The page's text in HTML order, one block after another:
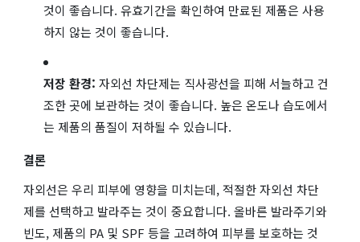
것이 좋습니다. 유효기간을 확인하여 만료된 제품은 사용
하지 않는 것이 좋습니다.
저장 환경: 자외선 차단제는 직사광선을 피해 서늘하고 건
조한 곳에 보관하는 것이 좋습니다. 높은 온도나 습도에서
는 제품의 품질이 저하될 수 있습니다.
결론
자외선은 우리 피부에 영향을 미치는데, 적절한 자외선 차단
제를 선택하고 발라주는 것이 중요합니다. 올바른 발라주기와
빈도, 제품의 PA 및 SPF 등을 고려하여 피부를 보호하는 것